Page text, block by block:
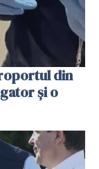
din
și o